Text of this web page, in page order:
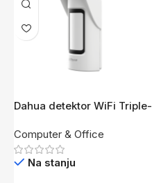
Dahua detektor WiFi Triple-
Computer & Office
Na stanju